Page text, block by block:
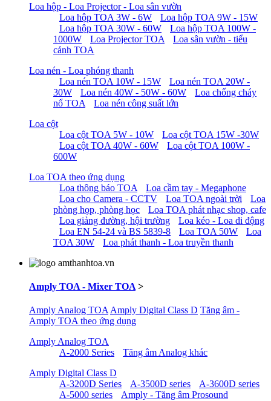
Loa hộp - Loa Projector - Loa sân vườn
Loa hộp TOA 3W - 6W
Loa hộp TOA 9W - 15W
Loa hộp TOA 30W - 60W
Loa hộp TOA 100W -
1000W
Loa Projector TOA
Loa sân vườn - tiểu
cảnh TOA
Loa nén - Loa phóng thanh
Loa nén TOA 10W - 15W
Loa nén TOA 20W -
30W
Loa nén 40W - 50W - 60W
Loa chống cháy
nổ TOA
Loa nén công suất lớn
Loa cột
Loa cột TOA 5W - 10W
Loa cột TOA 15W -30W
Loa cột TOA 40W - 60W
Loa cột TOA 100W -
600W
Loa TOA theo ứng dụng
Loa thông báo TOA
Loa cầm tay - Megaphone
Loa cho Camera - CCTV
Loa TOA ngoài trời
Loa
phòng họp, phòng học
Loa TOA phát nhạc shop, cafe
Loa giảng đường, hội trường
Loa kéo - Loa di động
Loa EN 54-24 và BS 5839-8
Loa TOA 50W
Loa
TOA 30W
Loa phát thanh - Loa truyền thanh
Amply TOA - Mixer TOA >
Amply Analog TOA Amply Digital Class D Tăng âm -
Amply TOA theo ứng dụng
Amply Analog TOA
A-2000 Series
Tăng âm Analog khác
Amply Digital Class D
A-3200D Series
A-3500D series
A-3600D series
A-5000 series
Amply - Tăng âm Prosound